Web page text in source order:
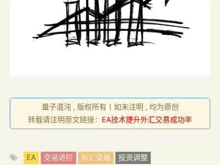
量子混沌 , 版权所有丨如未注明 , 均为原创
转载请注明原文链接： EA技术提升外汇交易成功率
EA 交易进阶 外汇交易 投资调整